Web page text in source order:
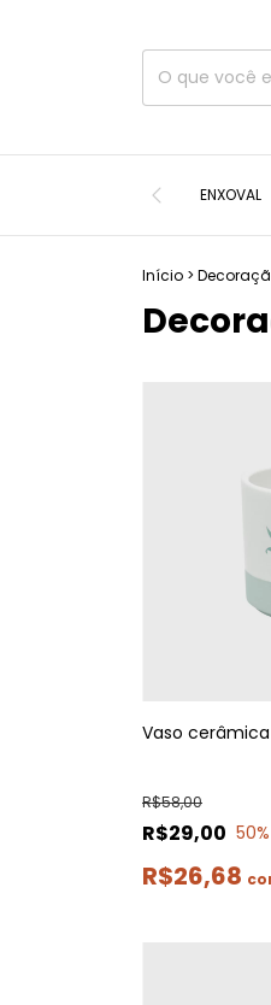
ENXOVAL
Início >
Vaso
R$29,00
R$58,00
50
R$26,68